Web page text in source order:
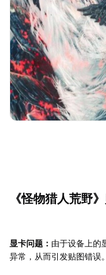
《怪物猎人荒野
显卡问题： 由于设备上的
异常，从而引发贴图错误。